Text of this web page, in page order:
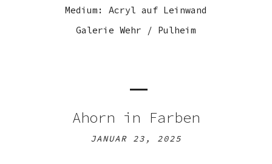
Medium: Acryl auf Leinwand
Galerie Wehr / Pulheim
Ahorn in Farben
JANUAR 23, 2025